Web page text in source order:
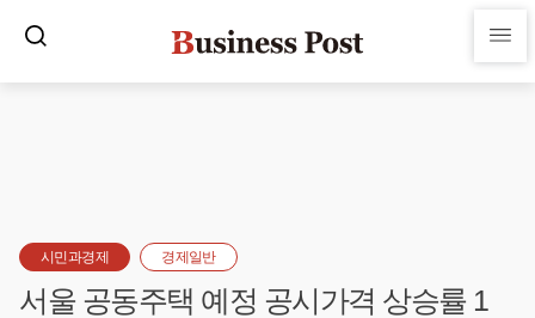
시민과경제 경제일반
서울 공동주택 예정 공시가격 상승률 1